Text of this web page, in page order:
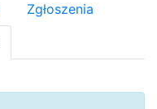
Zgłoszenia